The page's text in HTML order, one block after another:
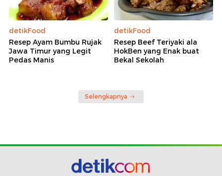
detikFood
Resep Ayam Bumbu Rujak
Jawa Timur yang Legit
Pedas Manis
detikFood
Resep Beef Teriyaki ala
HokBen yang Enak buat
Bekal Sekolah
Selengkapnya